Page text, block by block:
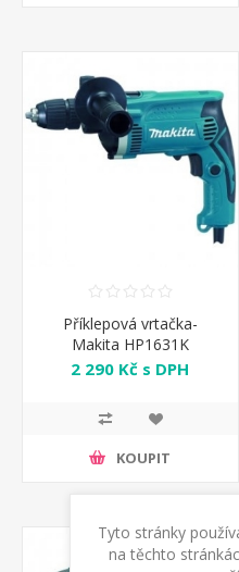
Příklepová vrtačka-
Makita HP1631K
2 290 Kč s DPH
KOUPIT
Tyto stránky
na těchto